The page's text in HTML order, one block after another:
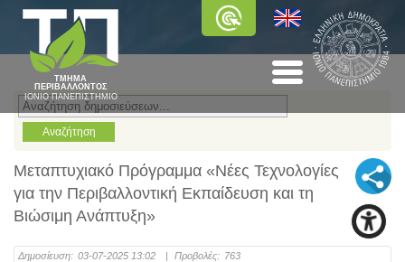
ΤΜΗΜΑ
ΠΕΡΙΒΑΛΛΟΝΤΟΣ
ΙΟΝΙΟ ΠΑΝΕΠΙΣΤΗΜΙΟ
Μεταπτυχιακό Πρόγραμμα «Νέες Τεχνολογίες
για την Περιβαλλοντική Εκπαίδευση και τη
Βιώσιμη Ανάπτυξη»
Δημοσίευση: 03-07-2025 13:02 | Προβολές: 763